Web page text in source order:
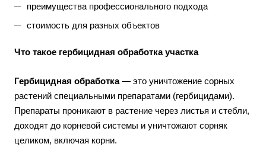
преимущества профессионального подхода
стоимость для разных объектов
Что такое гербицидная обработка участка
Гербицидная обработка— это уничтожение сорных
растений специальными препаратами (гербицидами).
Препараты проникают в растение через листья и стебли,
доходят до корневой системы и уничтожают сорняк
целиком, включая корни.